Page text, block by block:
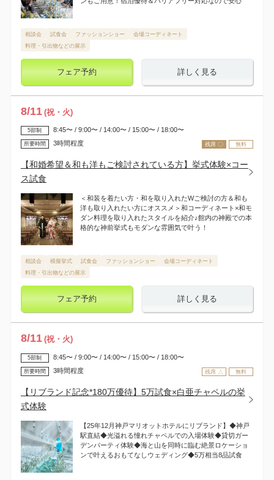
相談会 試食会 ファッションショー
会場コーディネート
料理・引出物などの展示
フェア予約 詳しく見る
8/11 (祝・火)
残席 〇 無料
5部制 8:45〜 / 9:00〜 / 14:00〜 / 15:00〜 / 18:00〜
所要時間 3時間程度
【和婚希望＆和も洋もご検討されている方】挙式体験×コー
ス試食
＜和装を着たい方・和を取り入れたWご検討の方＆和も
洋も取り入れたい方にオススメ＞和コーディネート×和モ
ダン料理を取り入れたスタイルを紹介♪館内の神殿での本
格的な神前挙式もモダンな雰囲気で叶う！
相談会 模擬挙式 試食会 ファッションショー
会場コーディネート
料理・引出物などの展示
フェア予約 詳しく見る
8/11 (祝・火)
残席 △ 無料
5部制 8:45〜 / 9:00〜 / 14:00〜 / 15:00〜 / 18:00〜
所要時間 3時間程度
【リブランド記念*180万優待】5万試食×白亜チャペルの挙
式体験
【25年12月神戸マリオットホテルにリブランド】◆神戸
駅直結◆光溢れる憧れチャペルでの入場体験◆貸切ガー
デンパーティ体験◆海と山を同時に臨む絶景ロケーショ
ンで叶えるおもてなしウェディング◆5万相当8品試食